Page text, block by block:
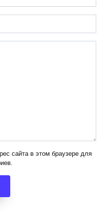
сайта в этом браузере для